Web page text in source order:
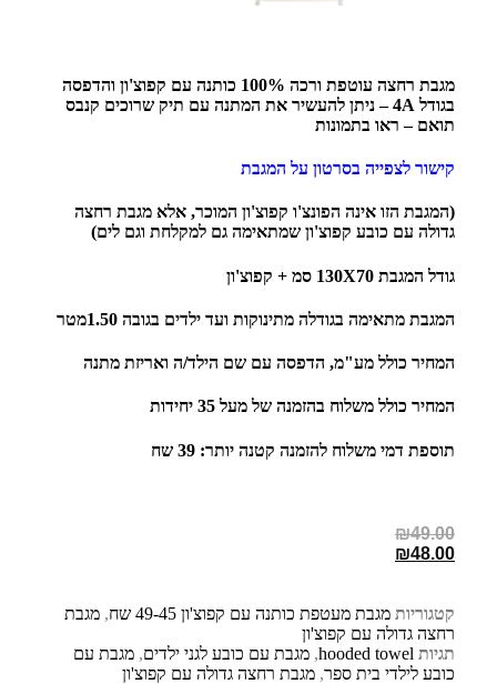
מגבת רחצה עוטפת ורכה 100% כותנה עם קפוצ'ון והדפסה
בגודל 4A – ניתן להעשיר את המתנה עם תיק שרוכים קנבס
תואם – ראו בתמונות
קישור לצפייה בסרטון על המגבת
(המגבת הזו אינה הפונצ'ו קפוצ'ון המוכר, אלא מגבת רחצה
גדולה עם כובע קפוצ'ון שמתאימה גם למקלחת וגם לים)
גודל המגבת 130X70 סמ + קפוצ'ון
המגבת מתאימה בגודלה מתינוקות ועד ילדים בגובה 1.50מטר
המחיר כולל מע"מ, הדפסה עם שם הילד/ה ואריזת מתנה
המחיר כולל משלוח בהזמנה של מעל 35 יחידות
תוספת דמי משלוח להזמנה קטנה יותר: 39 שח
₪49.00
₪48.00
קטגוריות מגבת מעטפת כותנה עם קפוצ'ון 49-45 שח , מגבת
רחצה גדולה עם קפוצ'ון
תגיות hooded towel
, מגבת עם כובע לגני ילדים, מגבת עם
כובע לילדי בית ספר, מגבת רחצה גדולה עם קפוצ'ון